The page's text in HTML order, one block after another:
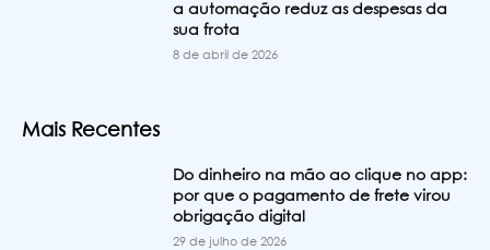
a automação reduz as despesas da
sua frota
8 de abril de 2026
Mais Recentes
Do dinheiro na mão ao clique no app:
por que o pagamento de frete virou
obrigação digital
29 de julho de 2026